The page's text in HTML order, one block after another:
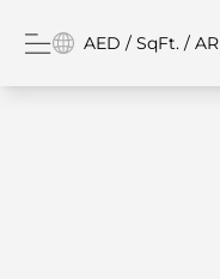
AED / SqFt. / AR